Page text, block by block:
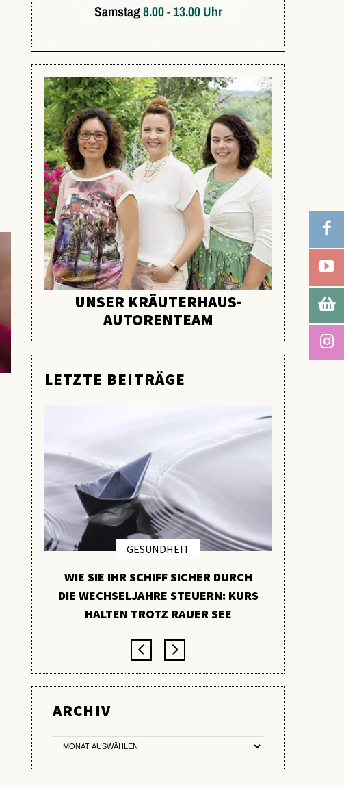
UNSER KRÄUTERHAUS-
AUTORENTEAM
LETZTE BEITRÄGE
GESUNDHEIT
WIE SIE IHR SCHIFF SICHER DURCH
DIE WECHSELJAHRE STEUERN: KURS
HALTEN TROTZ RAUER SEE
ARCHIV